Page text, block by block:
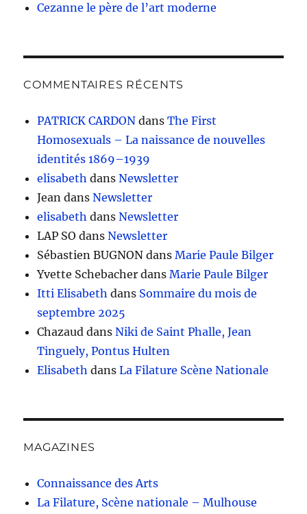
Cezanne le père de l’art moderne
COMMENTAIRES RÉCENTS
PATRICK CARDON dansThe First
Homosexuals – La naissance de nouvelles
identités 1869–1939
elisabeth dansNewsletter
Jean dansNewsletter
elisabeth dansNewsletter
LAP SO dansNewsletter
Sébastien BUGNON dansMarie Paule Bilger
Yvette Schebacher dansMarie Paule Bilger
Itti Elisabeth dans Sommaire du mois de
septembre 2025
Chazaud dansNiki de Saint Phalle, Jean
Tinguely, Pontus Hulten
Elisabeth dansLa Filature Scène Nationale
MAGAZINES
Connaissance des Arts
La Filature, Scène nationale – Mulhouse